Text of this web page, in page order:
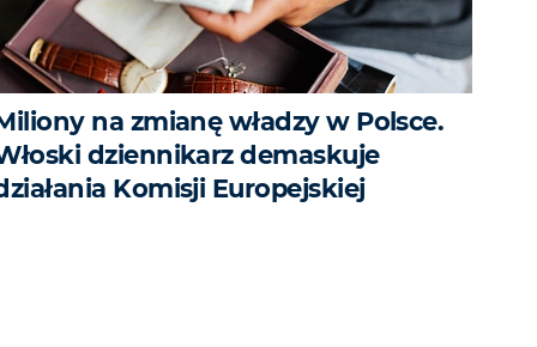
na zmianę władzy w Polsce.
dziennikarz demaskuje
Komisji Europejskiej